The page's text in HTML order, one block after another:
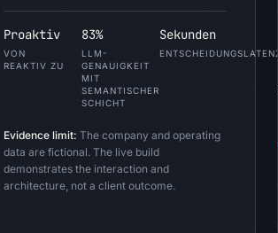
Proaktiv
VON
REAKTIV ZU
83%
LLM-
GENAUIGKEIT
MIT
SEMANTISCHER
SCHICHT
Sekunden
ENTSCHEIDUNGSLATENZ
Evidence limit: The company and operating
data are fictional. The live build
demonstrates the interaction and
architecture, not a client outcome.